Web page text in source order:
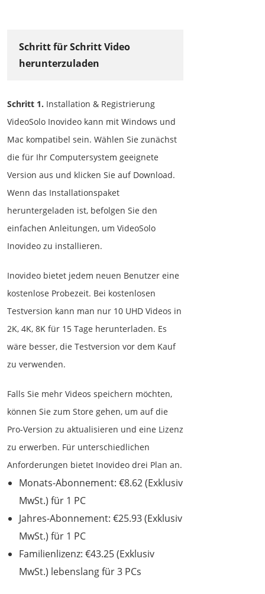
Schritt für Schritt Video
herunterzuladen
Schritt 1. Installation & Registrierung
VideoSolo Inovideo kann mit Windows und
Mac kompatibel sein. Wählen Sie zunächst
die für Ihr Computersystem geeignete
Version aus und klicken Sie auf Download.
Wenn das Installationspaket
heruntergeladen ist, befolgen Sie den
einfachen Anleitungen, um VideoSolo
Inovideo zu installieren.
Inovideo bietet jedem neuen Benutzer eine
kostenlose Probezeit. Bei kostenlosen
Testversion kann man nur 10 UHD Videos in
2K, 4K, 8K für 15 Tage herunterladen. Es
wäre besser, die Testversion vor dem Kauf
zu verwenden.
Falls Sie mehr Videos speichern möchten,
können Sie zum Store gehen, um auf die
Pro-Version zu aktualisieren und eine Lizenz
zu erwerben. Für unterschiedlichen
Anforderungen bietet Inovideo drei Plan an.
Monats-Abonnement: €8.62 (Exklusiv
MwSt.) für 1 PC
Jahres-Abonnement: €25.93 (Exklusiv
MwSt.) für 1 PC
Familienlizenz: €43.25 (Exklusiv
MwSt.) lebenslang für 3 PCs